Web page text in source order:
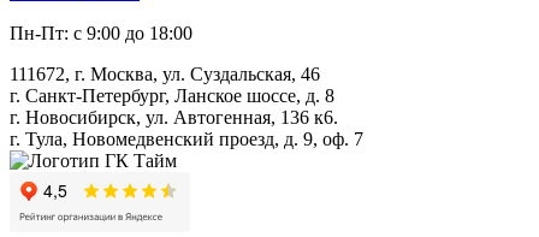
Пн-Пт: с 9:00 до 18:00
111672, г. Москва, ул. Суздальская, 46
г. Санкт-Петербург, Ланское шоссе, д. 8
г. Новосибирск, ул. Автогенная, 136 к6.
г. Тула, Новомедвенский проезд, д. 9, оф. 7